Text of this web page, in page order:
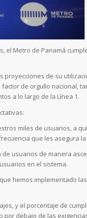
Metro de Panamá
de su
de orgullo nacional,
a lo largo de la Línea 1.
miles de usuarios, a
que les asegura
usuarios de manera
en el sistema.
hemos implementado
y el porcentaje de
debajo de las